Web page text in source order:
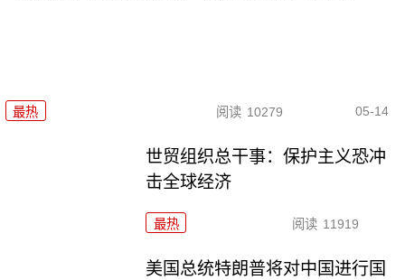
最热 阅读 10279 05-14
世贸组织总干事：保护主义恐冲
击全球经济
最热 阅读 11919
美国总统特朗普将对中国进行国